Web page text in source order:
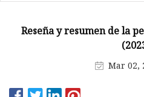
Reseña y resumen de la
Mar 02,